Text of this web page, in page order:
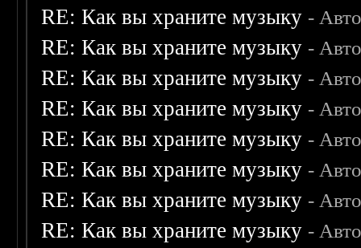
RE: Как вы храните музыку -
RE: Как вы храните музыку -
RE: Как вы храните музыку -
RE: Как вы храните музыку -
RE: Как вы храните музыку -
RE: Как вы храните музыку -
RE: Как вы храните музыку -
RE: Как вы храните музыку -